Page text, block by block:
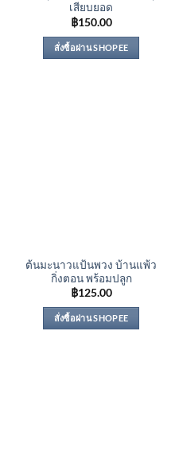
เสียบยอด
฿150.00
สั่งซื้อผ่าน SHOPEE
ต้นมะนาวแป้นพวง บ้านแพ้ว
กิ่งตอน พร้อมปลูก
฿125.00
สั่งซื้อผ่าน SHOPEE